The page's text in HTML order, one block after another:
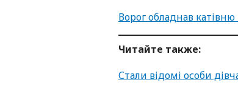
Ворог обладнав катівню
Читайте также:
Стали відомі особи